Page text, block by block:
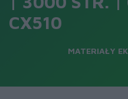
CX510
MATERIAŁY